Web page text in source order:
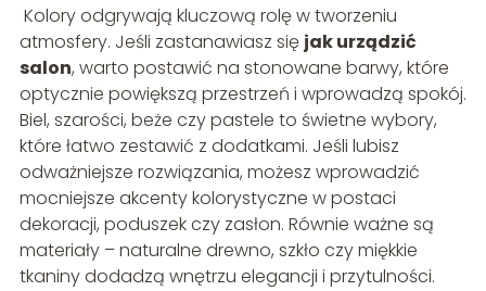
Kolory odgrywają kluczową rolę w tworzeniu
atmosfery. Jeśli zastanawiasz się jak urządzić
salon, warto postawić na stonowane barwy, które
optycznie powiększą przestrzeń i wprowadzą spokój.
Biel, szarości, beże czy pastele to świetne wybory,
które łatwo zestawić z dodatkami. Jeśli lubisz
odważniejsze rozwiązania, możesz wprowadzić
mocniejsze akcenty kolorystyczne w postaci
dekoracji, poduszek czy zasłon. Równie ważne są
materiały – naturalne drewno, szkło czy miękkie
tkaniny dodadzą wnętrzu elegancji i przytulności.